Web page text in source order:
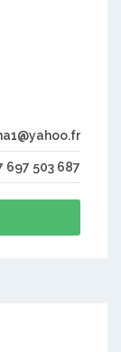
697 503 687